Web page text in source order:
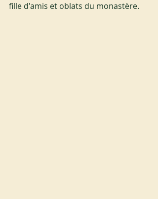
fille d'amis et oblats du monastère.